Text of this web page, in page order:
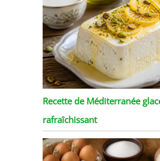
Recette de Méditerranée
rafraîchissant